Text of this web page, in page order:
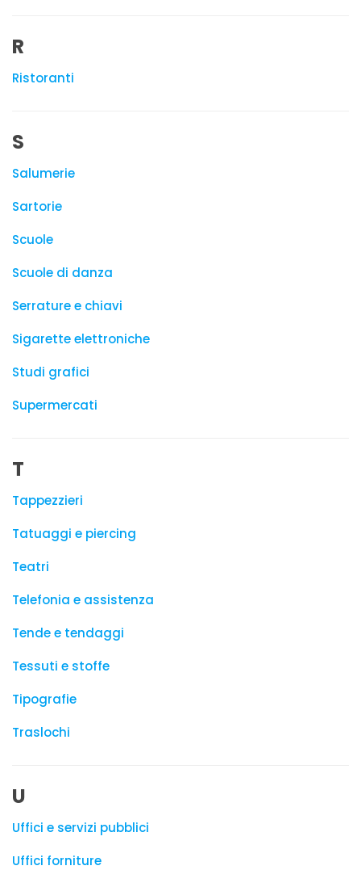
R
Ristoranti
S
Salumerie
Sartorie
Scuole
Scuole di danza
Serrature e chiavi
Sigarette elettroniche
Studi grafici
Supermercati
T
Tappezzieri
Tatuaggi e piercing
Teatri
Telefonia e assistenza
Tende e tendaggi
Tessuti e stoffe
Tipografie
Traslochi
U
Uffici e servizi pubblici
Uffici forniture